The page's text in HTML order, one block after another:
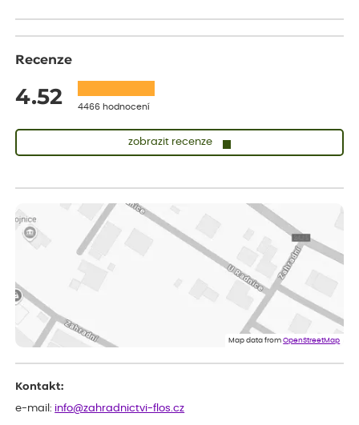
Recenze
4.52 4466 hodnocení
zobrazit recenze
Vše v pořádku, jsem spokojena.
ověřený nákup
Rostlina mi přišla v dobrém stavu, jsem spokojená.
Zuzana
Spokojenost s dodáním kvalitních rostlin
Map data fromOpenStreetMap
Kontakt:
e-mail: info@zahradnictvi-flos.cz